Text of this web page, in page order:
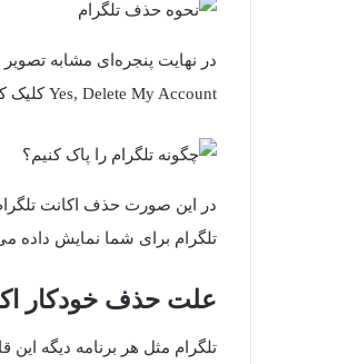
در نهایت پنجره‌ای مشابه تصویر
Yes, Delete My Account کلیک کنید.
در این صورت حذف اکانت تلگرام
تلگرام برای شما نمایش داده
علت حذف خودکار
تلگرام مثل هر برنامه دیگه این